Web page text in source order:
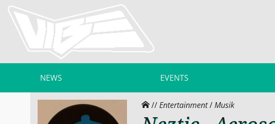
NEWS EVENTS
//Entertainment/Musik